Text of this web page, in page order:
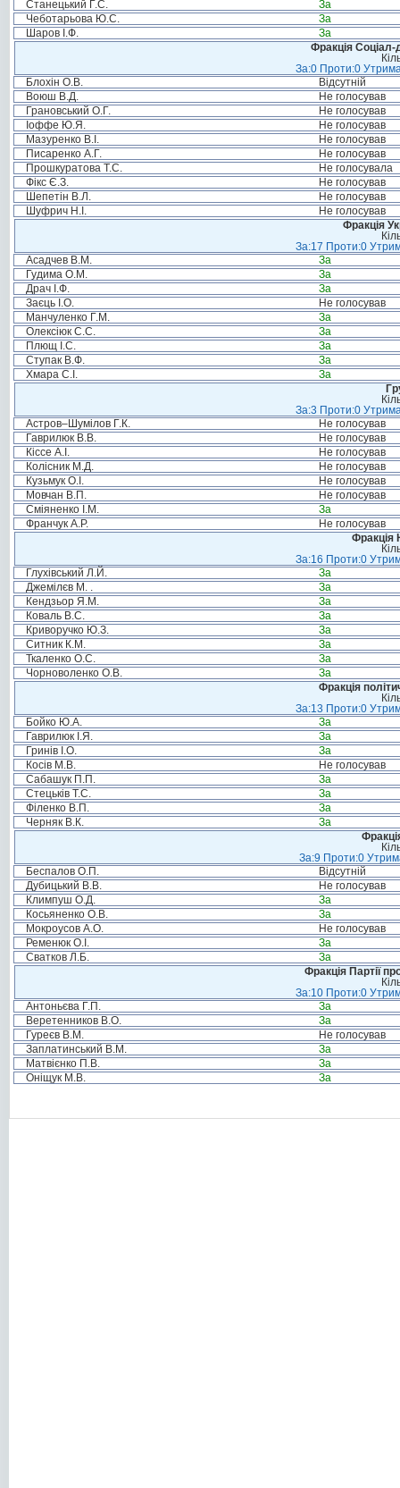
Станецький Г.С.
За
Чеботарьова Ю.С.
За
Шаров І.Ф.
За
Фракція Соціал-
За:0 Проти:0
Блохін О.В.
Відсутній
Воюш В.Д.
Не голосував
Грановський О.Г.
Не голосував
Іоффе Ю.Я.
Не голосував
Мазуренко В.І.
Не голосував
Писаренко А.Г.
Не голосував
Прошкуратова Т.С.
Не голосувала
Фікс Є.З.
Не голосував
Шепетін В.Л.
Не голосував
Шуфрич Н.І.
Не голосував
Фракція
За:17 Проти:0
Асадчев В.М.
За
Гудима О.М.
За
Драч І.Ф.
За
Заєць І.О.
Не голосував
Манчуленко Г.М.
За
Олексіюк С.С.
За
Плющ І.С.
За
Ступак В.Ф.
За
Хмара С.І.
За
За:3 Проти:0
Астров–Шумілов Г.К.
Не голосував
Гаврилюк В.В.
Не голосував
Кіссе А.І.
Не голосував
Колісник М.Д.
Не голосував
Кузьмук О.І.
Не голосував
Мовчан В.П.
Не голосував
Сміяненко І.М.
За
Франчук А.Р.
Не голосував
Фракція
За:16 Проти:0
Глухівський Л.Й.
За
Джемілєв М. .
За
Кендзьор Я.М.
За
Коваль В.С.
За
Криворучко Ю.З.
За
Ситник К.М.
За
Ткаленко О.С.
За
Чорноволенко О.В.
За
Фракція
За:13 Проти:0
Бойко Ю.А.
За
Гаврилюк І.Я.
За
Гринів І.О.
За
Косів М.В.
Не голосував
Сабашук П.П.
За
Стецьків Т.С.
За
Філенко В.П.
За
Черняк В.К.
За
За:9 Проти:0
Беспалов О.П.
Відсутній
Дубицький В.В.
Не голосував
Климпуш О.Д.
За
Косьяненко О.В.
За
Мокроусов А.О.
Не голосував
Ременюк О.І.
За
Сватков Л.Б.
За
Фракція Партії
За:10 Проти:0
Антоньєва Г.П.
За
Веретенников В.О.
За
Гуреєв В.М.
Не голосував
Заплатинський В.М.
За
Матвієнко П.В.
За
Оніщук М.В.
За